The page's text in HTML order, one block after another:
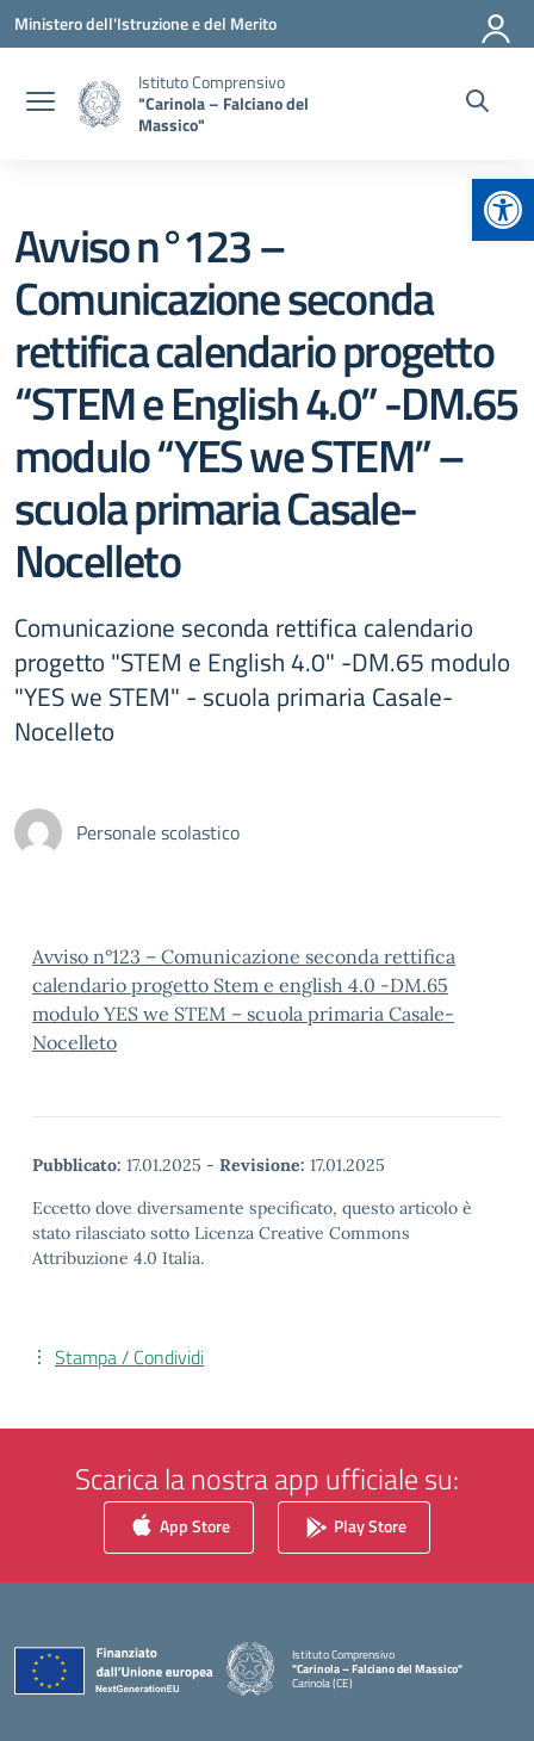
Vai ai contenuti
Vai al menu di navigazione
Vai al footer
Ministero dell'Istruzione e del Merito
Istituto Comprensivo
"Carinola – Falciano del
Massico"
Avviso n°123 –
Comunicazione seconda
rettifica calendario progetto
“STEM e English 4.0” -DM.65
modulo “YES we STEM” –
scuola primaria Casale-
Nocelleto
Comunicazione seconda rettifica calendario
progetto "STEM e English 4.0" -DM.65 modulo
"YES we STEM" - scuola primaria Casale-
Nocelleto
Personale scolastico
Avviso n°123 – Comunicazione seconda rettifica
calendario progetto Stem e english 4.0 -DM.65
modulo YES we STEM – scuola primaria Casale-
Nocelleto
Pubblicato: 17.01.2025 - Revisione: 17.01.2025
Eccetto dove diversamente specificato, questo articolo è
stato rilasciato sotto Licenza Creative Commons
Attribuzione 4.0 Italia.
Stampa / Condividi
Scarica la nostra app ufficiale su:
App Store Play Store
Istituto Comprensivo
"Carinola – Falciano del Massico"
Carinola (CE)